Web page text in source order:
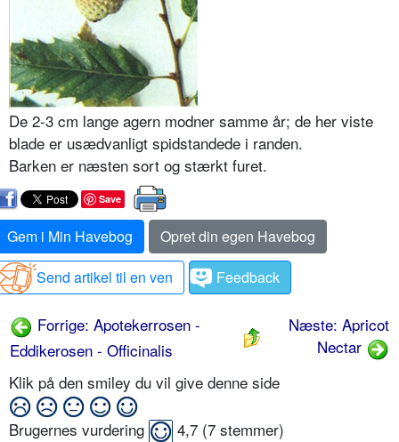
De 2-3 cm lange agern modner samme år; de her viste
blade er usædvanligt spidstandede i randen.
Barken er næsten sort og stærkt furet.
Save
Gem i Min Havebog
Opret din egen Havebog
Send artikel til en ven
Feedback
Forrige: Apotekerrosen -
Eddikerosen - Officinalis
Næste: Apricot
Nectar
Klik på den smiley du vil give denne side
Brugernes vurdering 4,7 (7 stemmer)